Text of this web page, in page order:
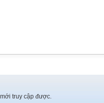
truy cập được.